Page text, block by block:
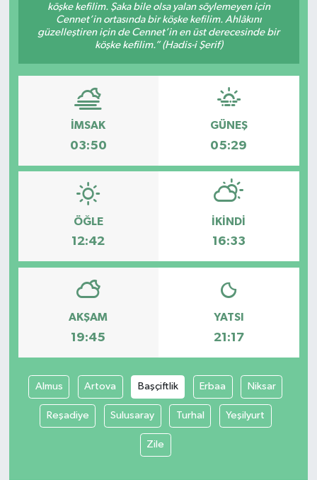
köşke kefilim. Şaka bile olsa yalan söylemeyen için
Cennet’in ortasında bir köşke kefilim. Ahlâkını
güzelleştiren için de Cennet’in en üst derecesinde bir
köşke kefilim.” (Hadis-i Şerif)
İMSAK
03:50
GÜNEŞ
05:29
ÖĞLE
12:42
İKINDI
16:33
AKŞAM
19:45
YATSI
21:17
Almus Artova Başçiftlik Erbaa Niksar
Reşadiye Sulusaray Turhal Yeşilyurt
Zile